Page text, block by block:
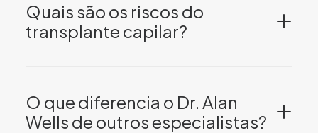
Quais são os riscos do
transplante capilar?
O que diferencia o Dr. Alan
Wells de outros especialistas?